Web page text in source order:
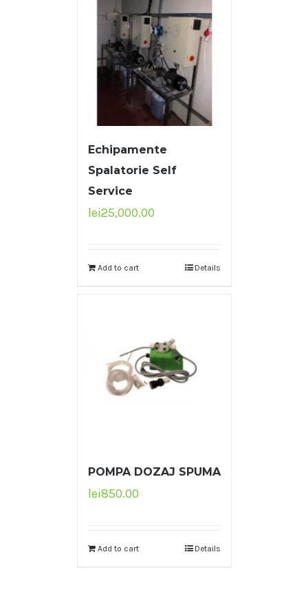
Echipamente
Spalatorie Self
Service
lei25,000.00
Add to cart Details
POMPA DOZAJ SPUMA
lei850.00
Add to cart Details